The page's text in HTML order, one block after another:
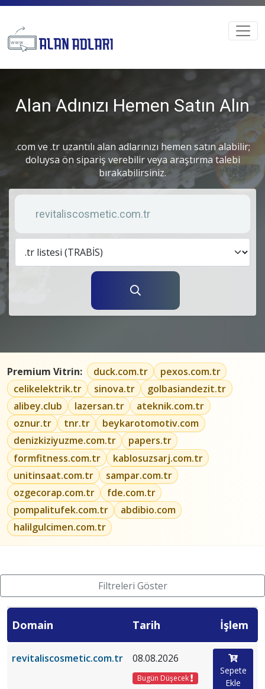
Alan Adınızı Hemen Satın Alın
.com ve .tr uzantılı alan adlarınızı hemen satın alabilir;
doluysa ön sipariş verebilir veya araştırma talebi
bırakabilirsiniz.
Anahtar kelime
Premium Vitrin: duck.com.tr
pexos.com.tr
celikelektrik.tr
sinova.tr
golbasiandezit.tr
alibey.club
lazersan.tr
ateknik.com.tr
oznur.tr
tnr.tr
beykarotomotiv.com
denizkiziyuzme.com.tr
papers.tr
formfitness.com.tr
kablosuzsarj.com.tr
unitinsaat.com.tr
sampar.com.tr
ozgecorap.com.tr
fde.com.tr
pompalitufek.com.tr
abdibio.com
halilgulcimen.com.tr
Filtreleri Göster
Domain Tarih İşlem
revitaliscosmetic.com.tr 08.08.2026
Bugün Düşecek
Sepete
Ekle